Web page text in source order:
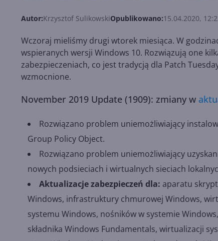
Autor:Krzysztof SulikowskiOpublikowano:15.04.2020,
Wczoraj mieliśmy drugi wtorek miesiąca. W
wspieranych wersji Windows 10. Rozwiązują one
zabezpieczeniach, co jest tradycją dla Patch
wzmocnione.
November 2019 Update (1909): zmiany w
Rozwiązano problem uniemożliwiający
Group Policy Object.
Rozwiązano problem uniemożliwiający
nowych podsieciach i wirtualnych sieciach
Aktualizacje zabezpieczeń dla: aparatu
Windows, infrastruktury chmurowej Windows,
systemu Windows, nośników w systemie
składnika Windows Fundamentals, wirtualizacji